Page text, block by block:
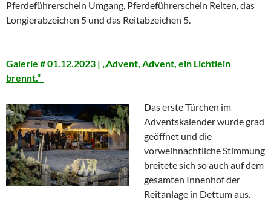
Pferdeführerschein Umgang, Pferdeführerschein Reiten, das
Longierabzeichen 5 und das Reitabzeichen 5.
Galerie # 01.12.2023 | „Advent, Advent, ein Lichtlein
brennt.“
Das erste Türchen im
Adventskalender wurde grad
geöffnet und die
vorweihnachtliche Stimmung
breitete sich so auch auf dem
gesamten Innenhof der
Reitanlage in Dettum aus.